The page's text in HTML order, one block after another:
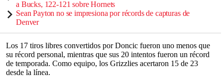
a Bucks, 122-121 sobre Hornets
Sean Payton no se impresiona por récords de capturas de
Denver
Los 17 tiros libres convertidos por Doncic fueron uno menos que
su récord personal, mientras que sus 20 intentos fueron un récord
de temporada. Como equipo, los Grizzlies acertaron 15 de 23
desde la línea.